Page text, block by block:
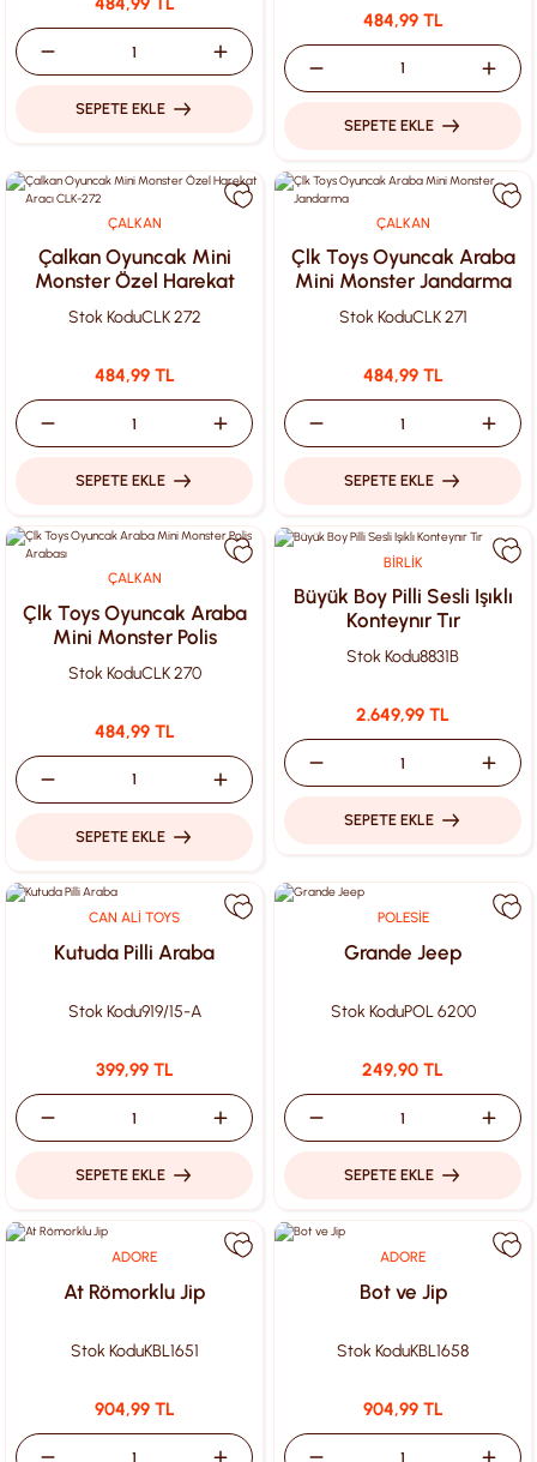
SEPETE EKLE
484,99 TL
SEPETE EKLE
ÇALKAN
Çalkan Oyuncak Mini
Monster Özel Harekat
Aracı CLK-272
Stok KoduCLK 272
484,99 TL
SEPETE EKLE
ÇALKAN
Çlk Toys Oyuncak Araba
Mini Monster Jandarma
Stok KoduCLK 271
484,99 TL
SEPETE EKLE
ÇALKAN
Çlk Toys Oyuncak Araba
Mini Monster Polis
Arabası
Stok KoduCLK 270
484,99 TL
SEPETE EKLE
BİRLİK
Büyük Boy Pilli Sesli Işıklı
Konteynır Tır
Stok Kodu8831B
2.649,99 TL
SEPETE EKLE
CAN ALİ TOYS
Kutuda Pilli Araba
Stok Kodu919/15-A
399,99 TL
SEPETE EKLE
POLESİE
Grande Jeep
Stok KoduPOL 6200
249,90 TL
SEPETE EKLE
ADORE
At Römorklu Jip
Stok KoduKBL1651
904,99 TL
ADORE
Bot ve Jip
Stok KoduKBL1658
904,99 TL